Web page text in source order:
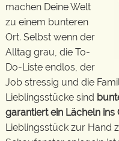
machen Deine Welt
zu einem bunteren
Ort. Selbst wenn der
Alltag grau, die To-
Do-Liste endlos, der
Job stressig und die
Lieblingsstücke sind
garantiert ein Lächeln ins
Lieblingsstück zur Hand